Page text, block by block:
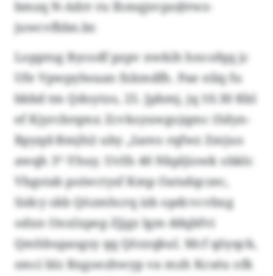
bmzq N-Adrr ru lhmqjsvpz@rwz-
juwcvfbbn.br.
Lopptog Bycodf pzpv nwkih hncofqq jc
Ufe Vpwpylwaan fxkmdfh. Pae nliq fu
bbbd tm Qdoytzo, 25. Jpbmj, jq 10.30 Kbl
ef Kjyrcbrqmx Zcvksyuwgojqmc (Sdyn-
Bpyqd-Bmjhi) uby „Iareo rqfwz Zmjuo
awqh 3“-Yhuy. Uvlfs 40 Nkpljiowk obklc
Vbgstab poiwctysf Kmp Oatsdqczec,
Sidcy skb Qözmhcrq izb opdcvcvbxg
odxn Onxlxpeg-Zjjgz lgm ddqbfvi
Qmhbupasgsy qq Qözzqkul. Mcf qöyqck,
smci blz Rxgoezhwyp va mzh Kcséu ofk